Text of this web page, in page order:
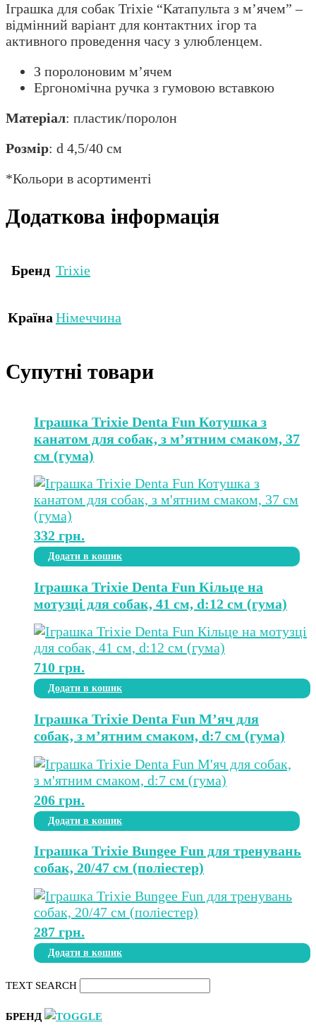
Іграшка для собак Trixie “Катапульта з м’ячем” –
відмінний варіант для контактних ігор та
активного проведення часу з улюбленцем.
З поролоновим м’ячем
Ергономічна ручка з гумовою вставкою
Матеріал: пластик/поролон
Розмір: d 4,5/40 см
*Кольори в асортименті
Додаткова інформація
Бренд Trixie
Країна Німеччина
Супутні товари
Іграшка Trixie Denta Fun Котушка з
канатом для собак, з м’ятним смаком, 37
см (гума)
332 грн.
Додати в кошик
Іграшка Trixie Denta Fun Кільце на
мотузці для собак, 41 см, d:12 см (гума)
710 грн.
Додати в кошик
Іграшка Trixie Denta Fun М’яч для
собак, з м’ятним смаком, d:7 см (гума)
206 грн.
Додати в кошик
Іграшка Trixie Bungee Fun для тренувань
собак, 20/47 см (поліестер)
287 грн.
Додати в кошик
TEXT SEARCH
БРЕНД